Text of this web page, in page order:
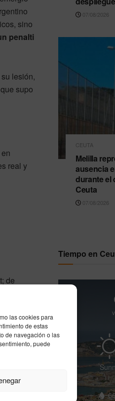
las cookies para
de estas
de navegación o las
puede
sino
penalti
lesión,
supo
real y
de
07/08/2026
CEUTA
Melilla
ausencia
durante el
Ceuta
07/08/2026
Tiempo en